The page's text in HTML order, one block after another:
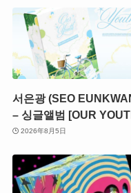
서은광 (SEO
– 싱글앨범 [OUR
2026年8月5日